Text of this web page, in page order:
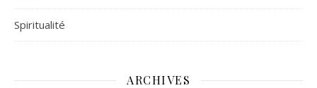
Spiritualité
ARCHIVES